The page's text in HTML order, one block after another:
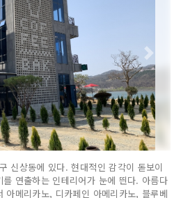
신상동에 있다. 현대적인 감각이 돋보이
연출하는 인테리어가 눈에 띈다. 아름다
아메리카노, 디카페인 아메리카노, 블루베